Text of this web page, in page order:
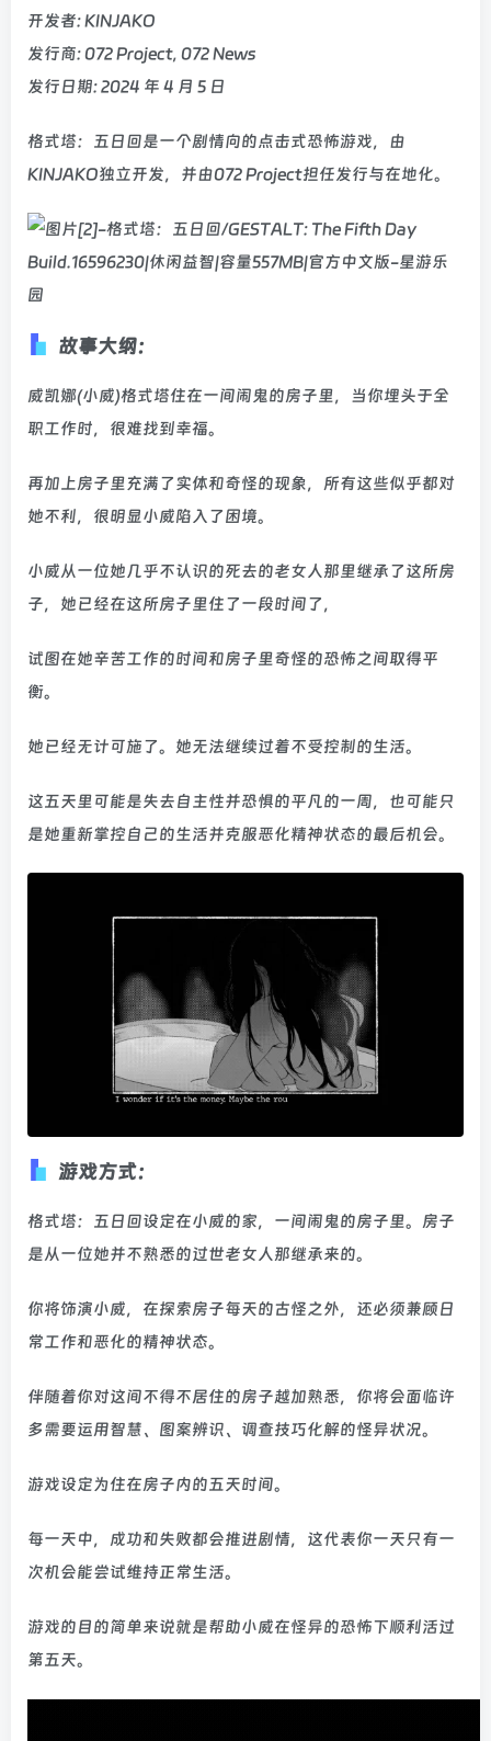
开发者: KINJAKO
发行商: 072 Project, 072 News
发行日期: 2024 年 4 月 5 日
格式塔：五日回是一个剧情向的点击式恐怖游戏，由
KINJAKO独立开发，并由072 Project担任发行与在地化。
故事大纲：
威凯娜(小威)格式塔住在一间闹鬼的房子里，当你埋头于全
职工作时，很难找到幸福。
再加上房子里充满了实体和奇怪的现象，所有这些似乎都对
她不利，很明显小威陷入了困境。
小威从一位她几乎不认识的死去的老女人那里继承了这所房
子，她已经在这所房子里住了一段时间了，
试图在她辛苦工作的时间和房子里奇怪的恐怖之间取得平
衡。
她已经无计可施了。她无法继续过着不受控制的生活。
这五天里可能是失去自主性并恐惧的平凡的一周，也可能只
是她重新掌控自己的生活并克服恶化精神状态的最后机会。
游戏方式：
格式塔：五日回设定在小威的家，一间闹鬼的房子里。房子
是从一位她并不熟悉的过世老女人那继承来的。
你将饰演小威，在探索房子每天的古怪之外，还必须兼顾日
常工作和恶化的精神状态。
伴随着你对这间不得不居住的房子越加熟悉，你将会面临许
多需要运用智慧、图案辨识、调查技巧化解的怪异状况。
游戏设定为住在房子内的五天时间。
每一天中，成功和失败都会推进剧情，这代表你一天只有一
次机会能尝试维持正常生活。
游戏的目的简单来说就是帮助小威在怪异的恐怖下顺利活过
第五天。